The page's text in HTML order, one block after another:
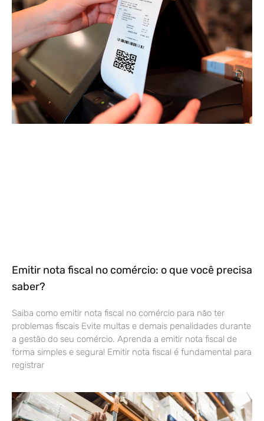
Emitir nota fiscal no comércio: o que você precisa
saber?
Saiba como emitir nota fiscal no comércio para não ter
problemas fiscais Evite multas e demais penalidades durante
a gestão do seu comércio. Aprenda a emitir nota fiscal de
forma simples e segura! Emitir nota fiscal é fundamental para
registrar